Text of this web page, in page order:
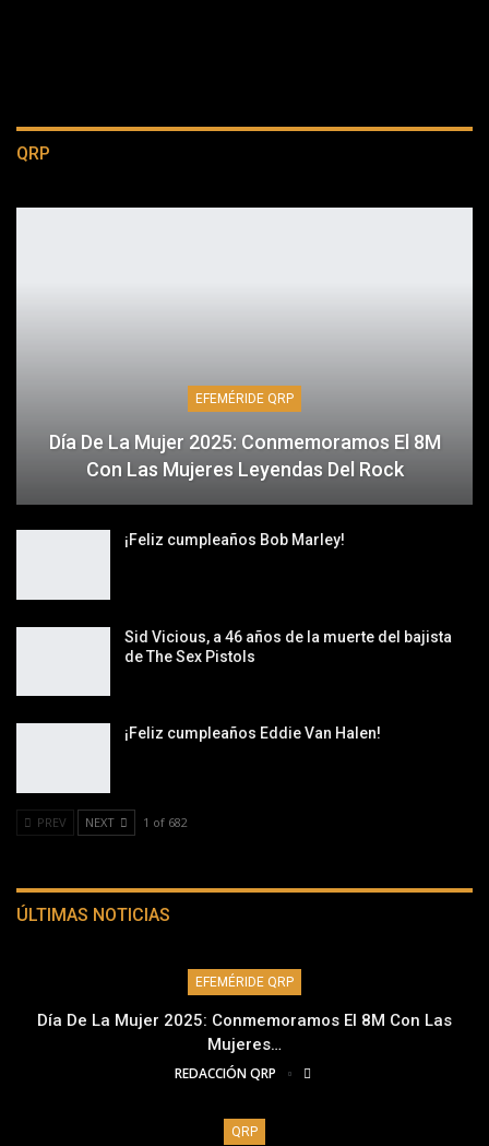
QRP
EFEMÉRIDE QRP
Día De La Mujer 2025: Conmemoramos El 8M
Con Las Mujeres Leyendas Del Rock
¡Feliz cumpleaños Bob Marley!
Sid Vicious, a 46 años de la muerte del bajista
de The Sex Pistols
¡Feliz cumpleaños Eddie Van Halen!
PREV NEXT 1 of 682
ÚLTIMAS NOTICIAS
EFEMÉRIDE QRP
Día De La Mujer 2025: Conmemoramos El 8M Con Las
Mujeres…
REDACCIÓN QRP
QRP